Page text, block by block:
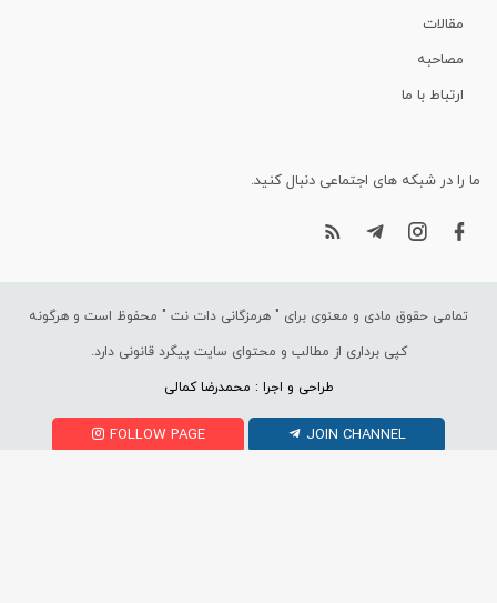
مقالات
مصاحبه
ارتباط با ما
ما را در شبکه های اجتماعی دنبال کنید.
تمامی حقوق مادی و معنوی برای " هرمزگانی دات نت " محفوظ است و هرگونه
کپی برداری از مطالب و محتوای سایت پیگرد قانونی دارد.
طراحی و اجرا : محمدرضا کمالی
FOLLOW PAGE JOIN CHANNEL